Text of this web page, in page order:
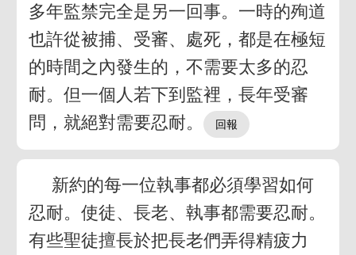
多年監禁完全是另一回事。一時的殉道
也許從被捕、受審、處死，都是在極短
的時間之內發生的，不需要太多的忍
耐。但一個人若下到監裡，長年受審
問，就絕對需要忍耐。
新約的每一位執事都必須學習如何
忍耐。使徒、長老、執事都需要忍耐。
有些聖徒擅長於把長老們弄得精疲力